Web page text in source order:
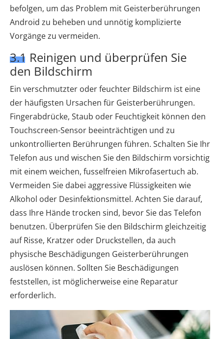
befolgen, um das Problem mit Geisterberührungen
Android zu beheben und unnötig komplizierte
Vorgänge zu vermeiden.
3.1 Reinigen und überprüfen Sie
den Bildschirm
Ein verschmutzter oder feuchter Bildschirm ist eine
der häufigsten Ursachen für Geisterberührungen.
Fingerabdrücke, Staub oder Feuchtigkeit können den
Touchscreen-Sensor beeinträchtigen und zu
unkontrollierten Berührungen führen. Schalten Sie Ihr
Telefon aus und wischen Sie den Bildschirm vorsichtig
mit einem weichen, fusselfreien Mikrofasertuch ab.
Vermeiden Sie dabei aggressive Flüssigkeiten wie
Alkohol oder Desinfektionsmittel. Achten Sie darauf,
dass Ihre Hände trocken sind, bevor Sie das Telefon
benutzen. Überprüfen Sie den Bildschirm gleichzeitig
auf Risse, Kratzer oder Druckstellen, da auch
physische Beschädigungen Geisterberührungen
auslösen können. Sollten Sie Beschädigungen
feststellen, ist möglicherweise eine Reparatur
erforderlich.